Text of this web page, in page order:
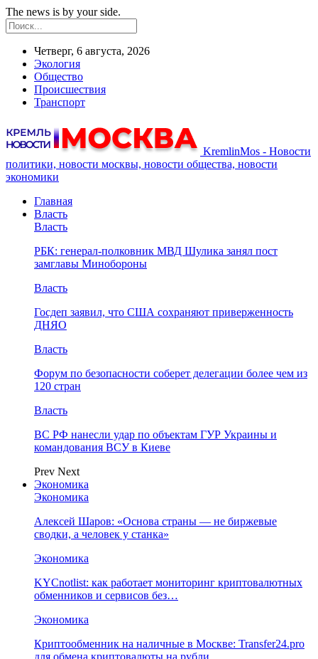
The news is by your side.
Четверг, 6 августа, 2026
Экология
Общество
Происшествия
Транспорт
KremlinMos - Новости
политики, новости москвы, новости общества, новости
экономики
Главная
Власть
Власть
РБК: генерал-полковник МВД Шулика занял пост
замглавы Минобороны
Власть
Госдеп заявил, что США сохраняют приверженность
ДНЯО
Власть
Форум по безопасности соберет делегации более чем из
120 стран
Власть
ВС РФ нанесли удар по объектам ГУР Украины и
командования ВСУ в Киеве
Prev Next
Экономика
Экономика
Алексей Шаров: «Основа страны — не биржевые
сводки, а человек у станка»
Экономика
KYCnotlist: как работает мониторинг криптовалютных
обменников и сервисов без…
Экономика
Криптообменник на наличные в Москве: Transfer24.pro
для обмена криптовалюты на рубли